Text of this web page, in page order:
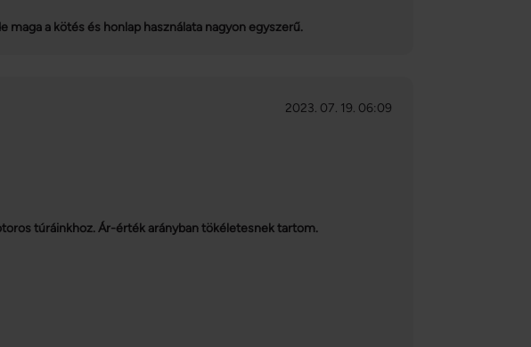
a kötés és honlap használata nagyon egyszerű.
2023. 07. 19. 06:09
túráinkhoz. Ár-érték arányban tökéletesnek tartom.